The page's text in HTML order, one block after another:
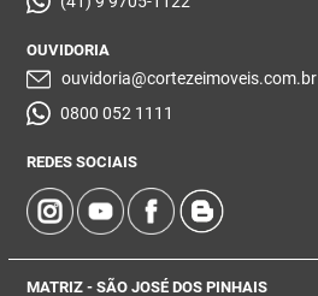
OUVIDORIA
ouvidoria@cortezeimoveis.com.br
0800 052 1111
REDES SOCIAIS
MATRIZ - SÃO JOSÉ DOS PINHAIS